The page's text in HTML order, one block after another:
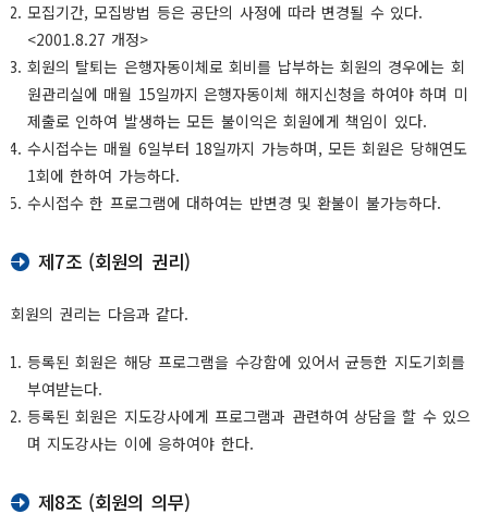
모집기간, 모집방법 등은 공단의 사정에 따라 변경될 수 있다.
<2001.8.27 개정>
회원의 탈퇴는 은행자동이체로 회비를 납부하는 회원의 경우에는 회
원관리실에 매월 15일까지 은행자동이체 해지신청을 하여야 하며 미
제출로 인하여 발생하는 모든 불이익은 회원에게 책임이 있다.
수시접수는 매월 6일부터 18일까지 가능하며, 모든 회원은 당해연도
1회에 한하여 가능하다.
수시접수 한 프로그램에 대하여는 반변경 및 환불이 불가능하다.
제7조 (회원의 권리)
회원의 권리는 다음과 같다.
등록된 회원은 해당 프로그램을 수강함에 있어서 균등한 지도기회를
부여받는다.
등록된 회원은 지도강사에게 프로그램과 관련하여 상담을 할 수 있으
며 지도강사는 이에 응하여야 한다.
제8조 (회원의 의무)